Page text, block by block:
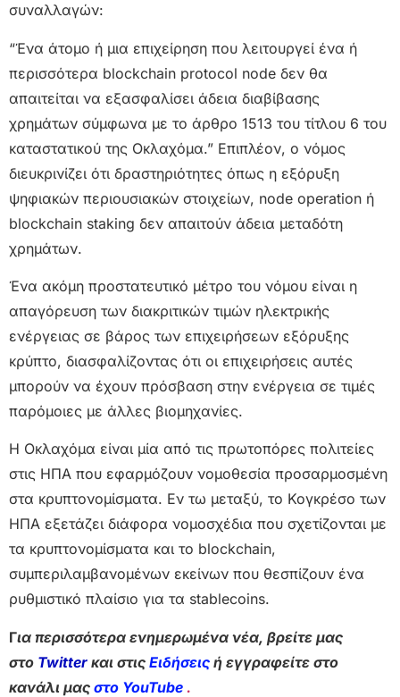
συναλλαγών:
“Ένα άτομο ή μια επιχείρηση που λειτουργεί ένα ή
περισσότερα blockchain protocol node δεν θα
απαιτείται να εξασφαλίσει άδεια διαβίβασης
χρημάτων σύμφωνα με το άρθρο 1513 του τίτλου 6 του
καταστατικού της Οκλαχόμα.” Επιπλέον, ο νόμος
διευκρινίζει ότι δραστηριότητες όπως η εξόρυξη
ψηφιακών περιουσιακών στοιχείων, node operation ή
blockchain staking δεν απαιτούν άδεια μεταδότη
χρημάτων.
Ένα ακόμη προστατευτικό μέτρο του νόμου είναι η
απαγόρευση των διακριτικών τιμών ηλεκτρικής
ενέργειας σε βάρος των επιχειρήσεων εξόρυξης
κρύπτο, διασφαλίζοντας ότι οι επιχειρήσεις αυτές
μπορούν να έχουν πρόσβαση στην ενέργεια σε τιμές
παρόμοιες με άλλες βιομηχανίες.
Η Οκλαχόμα είναι μία από τις πρωτοπόρες πολιτείες
στις ΗΠΑ που εφαρμόζουν νομοθεσία προσαρμοσμένη
στα κρυπτονομίσματα. Εν τω μεταξύ, το Κογκρέσο των
ΗΠΑ εξετάζει διάφορα νομοσχέδια που σχετίζονται με
τα κρυπτονομίσματα και το blockchain,
συμπεριλαμβανομένων εκείνων που θεσπίζουν ένα
ρυθμιστικό πλαίσιο για τα stablecoins.
Για περισσότερα ενημερωμένα νέα, βρείτε μας
στο Twitter και στις Ειδήσεις ή εγγραφείτε στο
κανάλι μας στο YouTube .